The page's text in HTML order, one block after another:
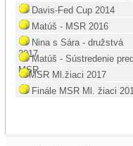
Davis-Fed Cup 2014
Matúš - MSR 2016
Nina s Sára - družstvá
2017Matúš - Sústredenie pred
MSRMSR Ml.žiaci 2017
Finále MSR Ml. žiaci